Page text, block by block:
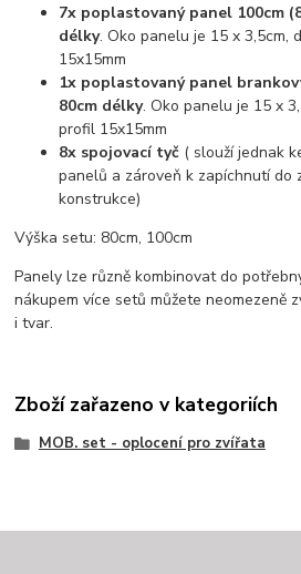
7x poplastovaný panel 100cm
délky. Oko panelu je 15 x 3,5cm,
15x15mm
1x poplastovaný panel
80cm délky. Oko panelu je 15 x
profil 15x15mm
8x spojovací tyč ( slouží jednak
panelů a zároveň k zapíchnutí do
konstrukce)
Výška setu: 80cm, 100cm
Panely lze různě kombinovat do
nákupem více setů můžete neomezeně
i tvar.
Zboží zařazeno v kategoriích
MOB. set - oplocení pro zvířata